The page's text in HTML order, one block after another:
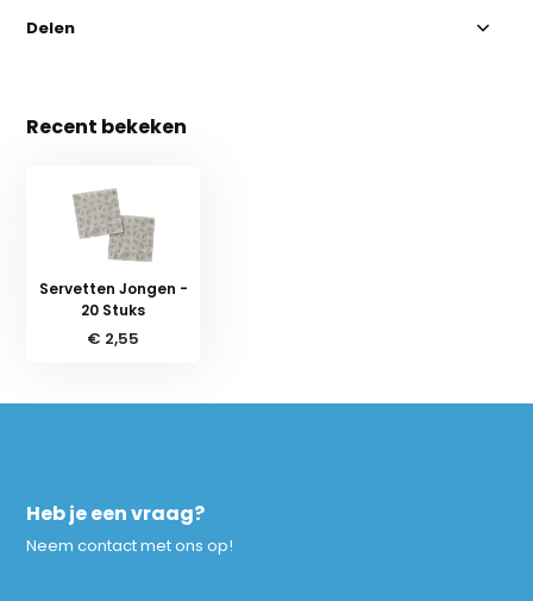
Delen
Recent bekeken
Servetten Jongen -
20 Stuks
€ 2,55
Heb je een vraag?
Neem contact met ons op!